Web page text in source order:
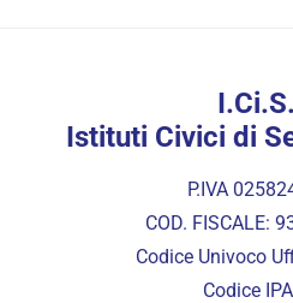
Istituti Civici di
P.IVA
COD. FISCALE:
Codice Univoco
Codice